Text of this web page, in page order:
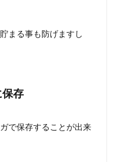
まる事も防げますし
存
で保存することが出来